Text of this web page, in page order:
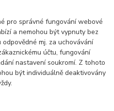
pro správné fungování webové
a nemohou být vypnuty bez
mj. za uchovávání
účtu, fungování
nastavení soukromí. Z tohoto
být individuálně deaktivovány